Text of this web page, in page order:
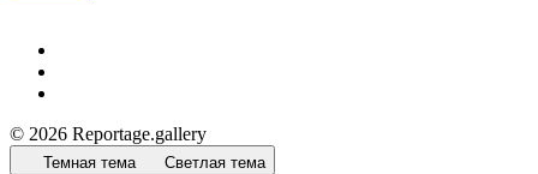
© 2026 Reportage.gallery
Темная тема Светлая тема